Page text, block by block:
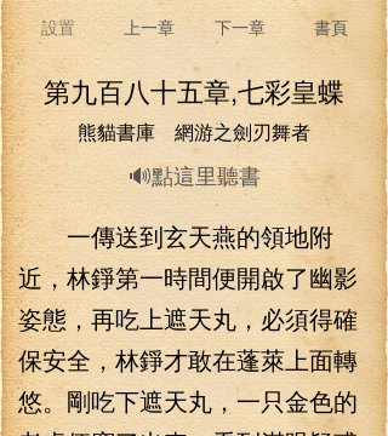
設置 上一章 下一章 書頁
第九百八十五章,七彩皇蝶
熊貓書庫 網游之劍刃舞者
🔊點這里聽書
一傳送到玄天燕的領地附
近，林錚第一時間便開啟了幽影
姿態，再吃上遮天丸，必須得確
保安全，林錚才敢在蓬萊上面轉
悠。剛吃下遮天丸，一只金色的